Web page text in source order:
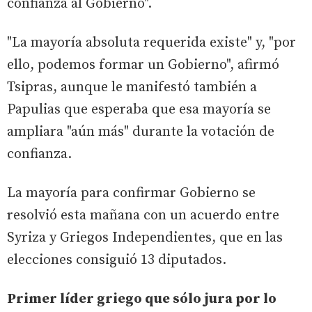
confianza al Gobierno".
"La mayoría absoluta requerida existe" y, "por
ello, podemos formar un Gobierno", afirmó
Tsipras, aunque le manifestó también a
Papulias que esperaba que esa mayoría se
ampliara "aún más" durante la votación de
confianza.
La mayoría para confirmar Gobierno se
resolvió esta mañana con un acuerdo entre
Syriza y Griegos Independientes, que en las
elecciones consiguió 13 diputados.
Primer líder griego que sólo jura por lo